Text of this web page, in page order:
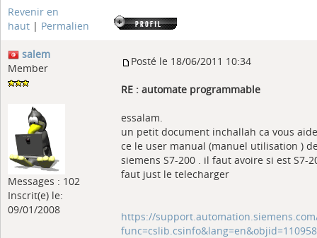
Revenir en
haut | Permalien
salem
Member
Messages : 102
Inscrit(e) le:
09/01/2008
Posté le 18/06/2011 10:34
RE : automate programmable
essalam.
un petit document inchallah ca vous aide
ce le user manual (manuel utilisation )
siemens S7-200 . il faut avoire si est S7-
faut just le telecharger
https://